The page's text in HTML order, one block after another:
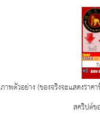
ภาพตัวอย่าง (ของจริงจะแสดงรา
สคริปต์ข